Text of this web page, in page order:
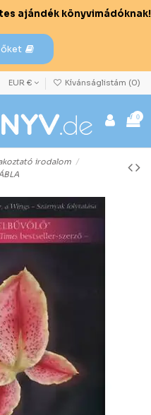
ajándék könyvimádóknak!
őket
EUR € Kívánságlistám (0)
0
irodalom